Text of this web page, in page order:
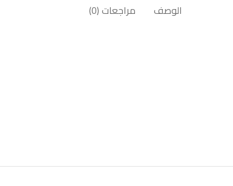
الوصف مراجعات (0)